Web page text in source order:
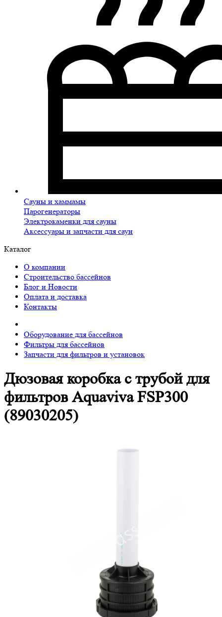
Сауны и хаммамы
Парогенераторы
Электрокаменки для сауны
Аксессуары и запчасти для саун
Каталог
О компании
Строительство бассейнов
Блог и Новости
Оплата и доставка
Контакты
Оборудование для бассейнов
Фильтры для бассейнов
Запчасти для фильтров и установок
Дюзовая коробка с трубой для
фильтров Aquaviva FSP300
(89030205)